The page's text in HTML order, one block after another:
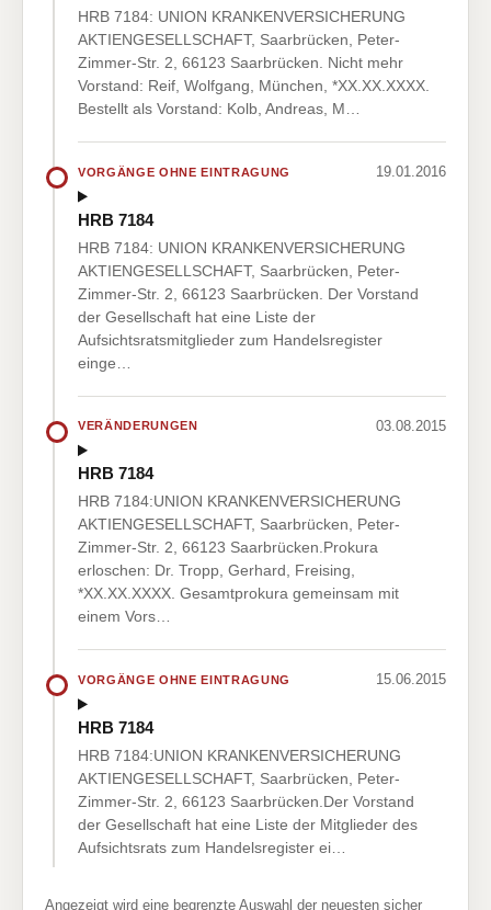
HRB 7184: UNION KRANKENVERSICHERUNG
AKTIENGESELLSCHAFT, Saarbrücken, Peter-
Zimmer-Str. 2, 66123 Saarbrücken. Nicht mehr
Vorstand: Reif, Wolfgang, München, *XX.XX.XXXX.
Bestellt als Vorstand: Kolb, Andreas, M…
VORGÄNGE OHNE EINTRAGUNG 19.01.2016
HRB 7184
HRB 7184: UNION KRANKENVERSICHERUNG
AKTIENGESELLSCHAFT, Saarbrücken, Peter-
Zimmer-Str. 2, 66123 Saarbrücken. Der Vorstand
der Gesellschaft hat eine Liste der
Aufsichtsratsmitglieder zum Handelsregister
einge…
VERÄNDERUNGEN 03.08.2015
HRB 7184
HRB 7184:UNION KRANKENVERSICHERUNG
AKTIENGESELLSCHAFT, Saarbrücken, Peter-
Zimmer-Str. 2, 66123 Saarbrücken.Prokura
erloschen: Dr. Tropp, Gerhard, Freising,
*XX.XX.XXXX. Gesamtprokura gemeinsam mit
einem Vors…
VORGÄNGE OHNE EINTRAGUNG 15.06.2015
HRB 7184
HRB 7184:UNION KRANKENVERSICHERUNG
AKTIENGESELLSCHAFT, Saarbrücken, Peter-
Zimmer-Str. 2, 66123 Saarbrücken.Der Vorstand
der Gesellschaft hat eine Liste der Mitglieder des
Aufsichtsrats zum Handelsregister ei…
Angezeigt wird eine begrenzte Auswahl der neuesten sicher